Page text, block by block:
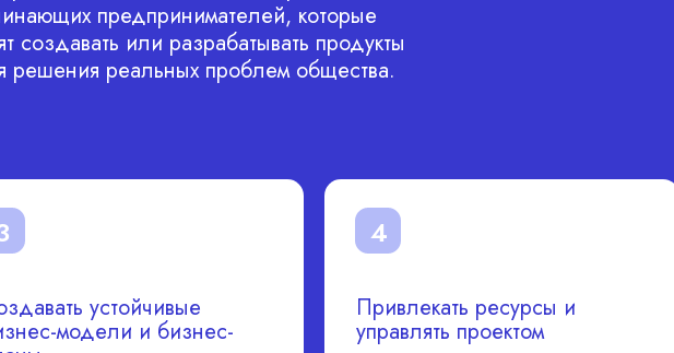
предпринимателей, которые
создавать или разрабатывать продукты
решения реальных проблем общества.
устойчивые
модели и бизнес-
Привлекать ресурсы и
управлять проектом
4